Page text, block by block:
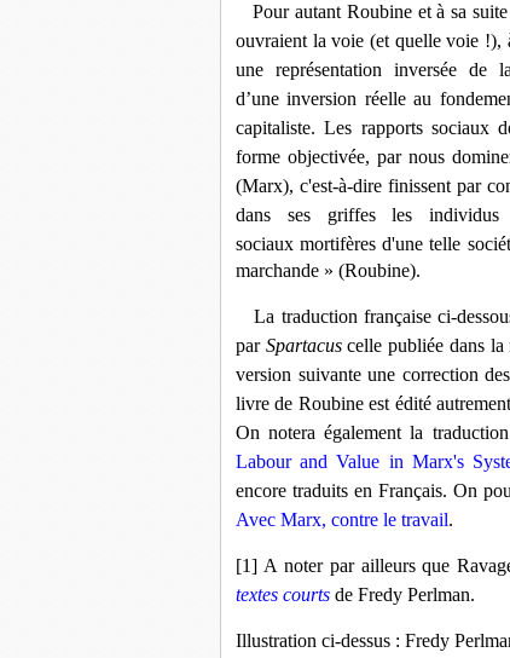
Pour autant Roubine et à sa
ouvraient la voie (et quelle voie !),
une représentation inversée de
d’une inversion réelle au
capitaliste. Les rapports sociaux
forme objectivée, par nous
(Marx), c'est-à-dire finissent par
dans ses griffes les
sociaux mortifères d'une telle
marchande » (Roubine).
La traduction française ci-
par Spartacuscelle publiée dans
version suivante une correction
livre de Roubine est édité autrement
On notera également la
Labour and Value in Marx's
encore traduits en Français. On
Avec Marx, contre le travail.
[1] A noter par ailleurs que
textes courts de Fredy Perlman.
Illustration ci-dessus : Fredy